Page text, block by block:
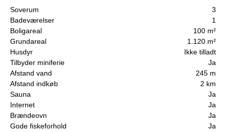
Soverum
3
Badeværelser
1
Boligareal
100 m²
Grundareal
1.120 m²
Husdyr
Ikke tilladt
Tilbyder miniferie
Ja
Afstand vand
245 m
Afstand indkøb
2 km
Sauna
Ja
Internet
Ja
Brændeovn
Ja
Gode fiskeforhold
Ja